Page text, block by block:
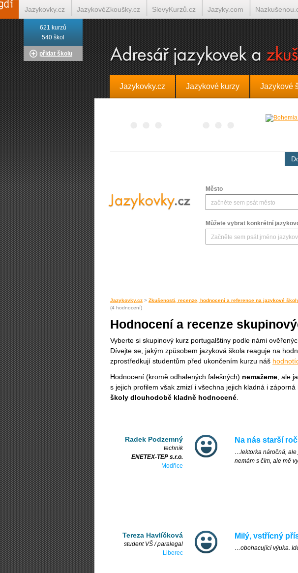
Jazykovky.cz Jazykové kurzy Jazykové
Město
Můžete vybrat konkrétní
Jazykovky.cz > Zkušenosti, recenze, hodnocení a reference na jazykové
(4 hodnocení)
Hodnocení a recenze
Vyberte si skupinový kurz portugalštiny podle námi
Dívejte se, jakým způsobem jazyková škola reaguje na
zprostředkují studentům před ukončením kurzu náš
Hodnocení (kromě odhalených falešných) nemažeme , ale
s jejich profilem však zmizí i všechna jejich kladná i
školy dlouhodobě kladně hodnocené
Radek Podzemný
technik
ENETEX-TEP s.r.o.
Modřice
Na nás starší
…lektorka náročná, ale
nemám s čím, ale mě
Tereza Havlíčková
student VŠ / paralegal
Liberec
Milý, vstřícný
…obohacující výuka.
621 kurzů
540 škol
přidat školu
Jazykovky.cz JazykovéZkoušky.cz SlevyKurzů.cz Jazyky.com
Italština on-line Tlumočení-Překlady.cz Překládá.cz Tlumočí.cz